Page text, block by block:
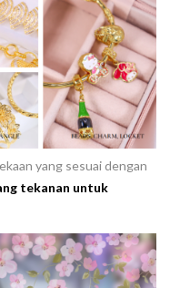
yang sesuai dengan
tekanan untuk